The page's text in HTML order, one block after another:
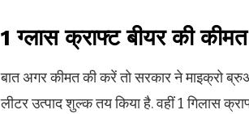
1 ग्लास क्राफ्ट बीयर की कीमत
बात अगर कीमत की करें तो सरकार ने माइक्रो
लीटर उत्पाद शुल्क तय किया है. वहीं 1 गिलास